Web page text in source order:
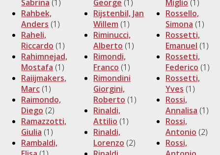
Sabrina (1)
Rahbek,
Anders (1)
Raheli,
Riccardo (1)
Rahimnejad,
Mostafa (1)
Raiijmakers,
Marc (1)
Raimondo,
Diego (2)
Ramazzotti,
Giulia (1)
Rambaldi,
George (1)
Rijstenbil, Jan
Willem (1)
Riminucci,
Alberto (1)
Rimondi,
Franco (1)
Rimondini
Giorgini,
Roberto (1)
Rinaldi,
Attilio (1)
Rinaldi,
Lorenzo (2)
Miglio (1)
Rossello,
Simona (1)
Rossetti,
Emanuel (1)
Rossetti,
Federico (1)
Rossetti,
Yves (1)
Rossi,
Annalisa (1)
Rossi,
Antonio (2)
Rossi,